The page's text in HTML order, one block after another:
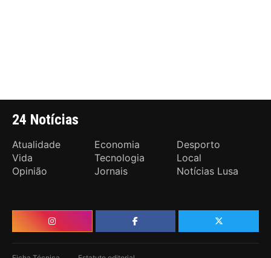
24 Notícias
Atualidade Economia
Desporto
Vida
Tecnologia
Local
Opinião
Jornais Notícias Lusa